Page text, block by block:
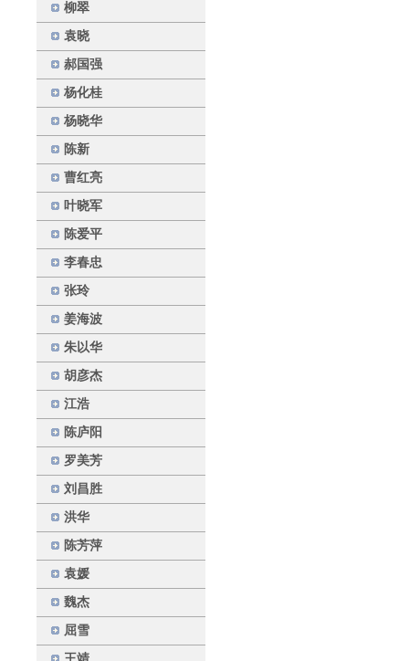
柳翠
袁晓
郝国强
杨化桂
杨晓华
陈新
曹红亮
叶晓军
陈爱平
李春忠
张玲
姜海波
朱以华
胡彦杰
江浩
陈庐阳
罗美芳
刘昌胜
洪华
陈芳萍
袁媛
魏杰
屈雪